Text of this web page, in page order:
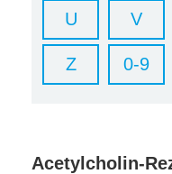
U V
Z 0-9
Acetylcholin-